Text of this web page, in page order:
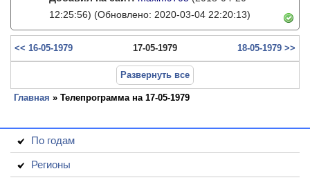
12:25:56) (Обновлено: 2020-03-04 22:20:13)
<< 16-05-1979 17-05-1979 18-05-1979 >>
Развернуть все
Главная » Телепрограмма на 17-05-1979
По годам
Регионы